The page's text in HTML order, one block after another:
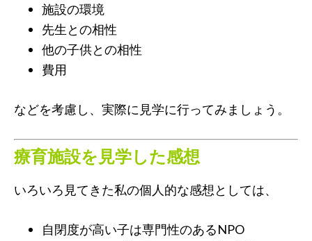
施設の環境
先生との相性
他の子供との相性
費用
などを考慮し、実際に見学に行ってみましょう。
療育施設を見学した感想
いろいろ見てきた私の個人的な感想としては、
自閉度が高い子は専門性のあるNPO